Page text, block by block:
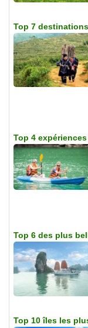
Top 7
Top 4
Top 6 des plus
Top 10 îles les